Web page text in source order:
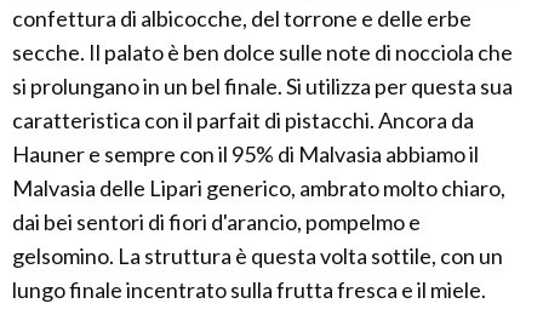
confettura di albicocche, del torrone e delle erbe
secche. Il palato è ben dolce sulle note di nocciola che
si prolungano in un bel finale. Si utilizza per questa sua
caratteristica con il parfait di pistacchi. Ancora da
Hauner e sempre con il 95% di Malvasia abbiamo il
Malvasia delle Lipari generico, ambrato molto chiaro,
dai bei sentori di fiori d'arancio, pompelmo e
gelsomino. La struttura è questa volta sottile, con un
lungo finale incentrato sulla frutta fresca e il miele.